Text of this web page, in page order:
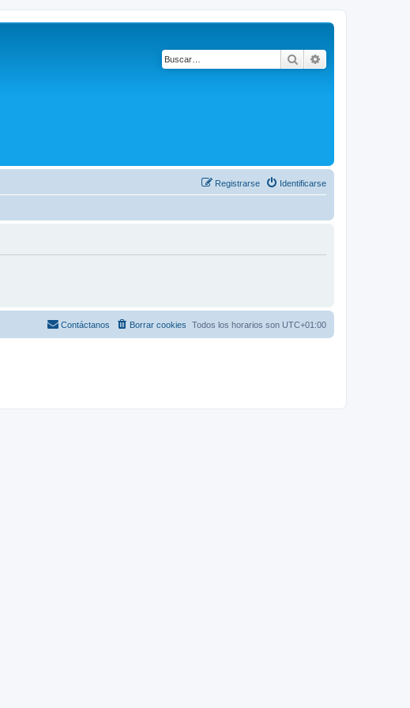
Buscar
Identificarse
Registrarse
Todos los horarios son UTC+01:00
Borrar cookies
Contáctanos